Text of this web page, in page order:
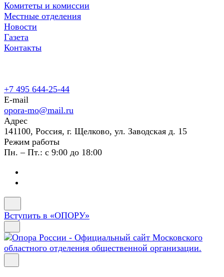
Комитеты и комиссии
Местные отделения
Новости
Газета
Контакты
+7 495 644-25-44
E-mail
opora-mo@mail.ru
Адрес
141100, Россия, г. Щелково, ул. Заводская д. 15
Режим работы
Пн. – Пт.: с 9:00 до 18:00
Вступить в «ОПОРУ»